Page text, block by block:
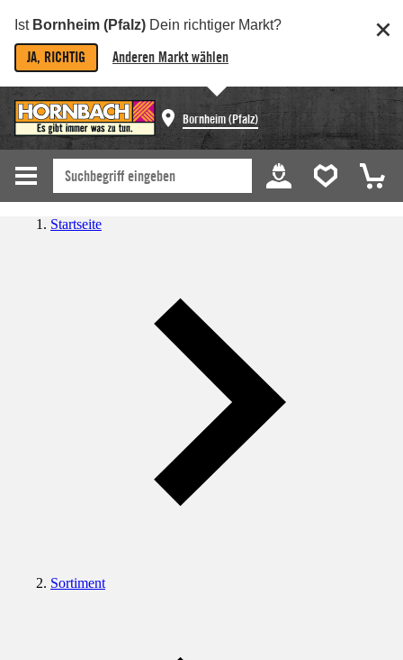
Ist Bornheim (Pfalz) Dein richtiger Markt?
JA, RICHTIG Anderen Markt wählen
Bornheim (Pfalz)
Startseite
Sortiment